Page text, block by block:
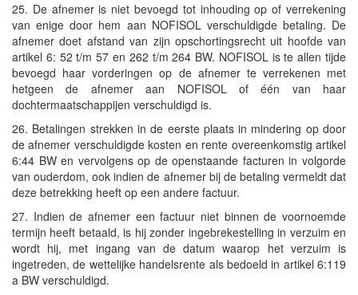
25. De afnemer is niet bevoegd tot inhouding op of verrekening
van enige door hem aan NOFISOL verschuldigde betaling. De
afnemer doet afstand van zijn opschortingsrecht uit hoofde van
artikel 6: 52 t/m 57 en 262 t/m 264 BW. NOFISOL is te allen tijde
bevoegd haar vorderingen op de afnemer te verrekenen met
hetgeen de afnemer aan NOFISOL of één van haar
dochtermaatschappijen verschuldigd is.
26. Betalingen strekken in de eerste plaats in mindering op door
de afnemer verschuldigde kosten en rente overeenkomstig artikel
6:44 BW en vervolgens op de openstaande facturen in volgorde
van ouderdom, ook indien de afnemer bij de betaling vermeldt dat
deze betrekking heeft op een andere factuur.
27. Indien de afnemer een factuur niet binnen de voornoemde
termijn heeft betaald, is hij zonder ingebrekestelling in verzuim en
wordt hij, met ingang van de datum waarop het verzuim is
ingetreden, de wettelijke handelsrente als bedoeld in artikel 6:119
a BW verschuldigd.